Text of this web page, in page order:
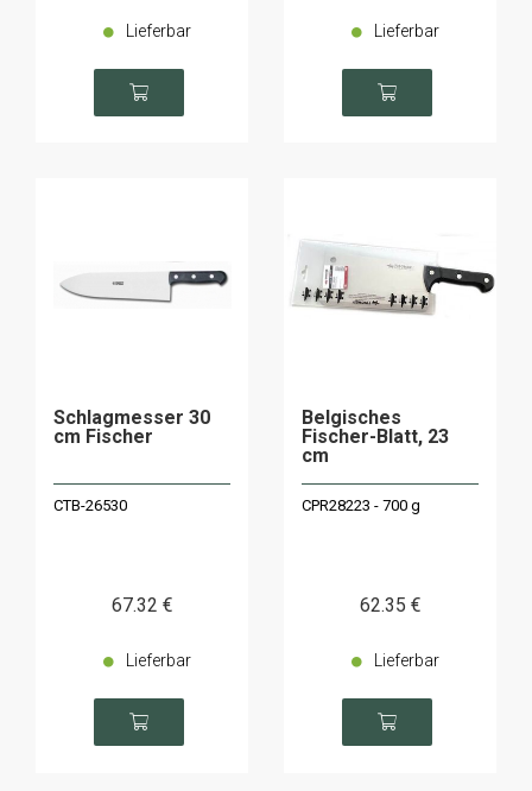
Lieferbar Lieferbar
Schlagmesser 30
cm Fischer
CTB-26530
67.32 €
Lieferbar
Belgisches
Fischer-Blatt, 23
cm
CPR28223 - 700 g
62.35 €
Lieferbar